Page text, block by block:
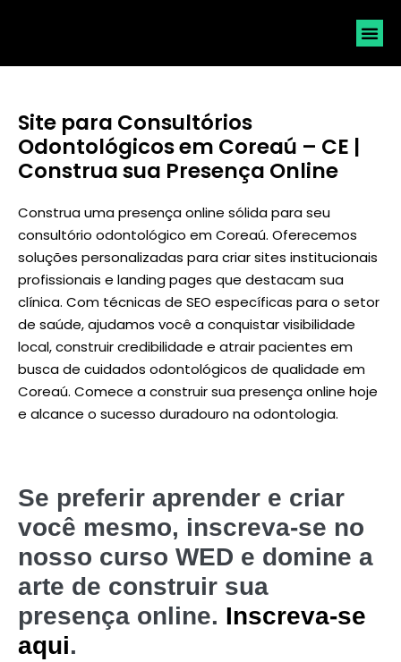
Site para Consultórios
Odontológicos em Coreaú – CE |
Construa sua Presença Online
Construa uma presença online sólida para seu
consultório odontológico em Coreaú. Oferecemos
soluções personalizadas para criar sites institucionais
profissionais e landing pages que destacam sua
clínica. Com técnicas de SEO específicas para o setor
de saúde, ajudamos você a conquistar visibilidade
local, construir credibilidade e atrair pacientes em
busca de cuidados odontológicos de qualidade em
Coreaú. Comece a construir sua presença online hoje
e alcance o sucesso duradouro na odontologia.
Se preferir aprender e criar
você mesmo, inscreva-se no
nosso curso WED e domine a
arte de construir sua
presença online. Inscreva-se
aqui.